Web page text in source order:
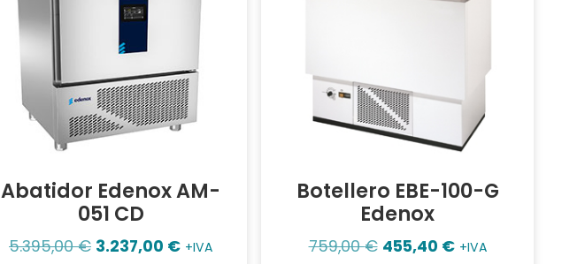
Abatidor Edenox AM-
051 CD
5.395,00€ 3.237,00 € +IVA
Botellero EBE-100-G
Edenox
759,00€ 455,40 € +IVA